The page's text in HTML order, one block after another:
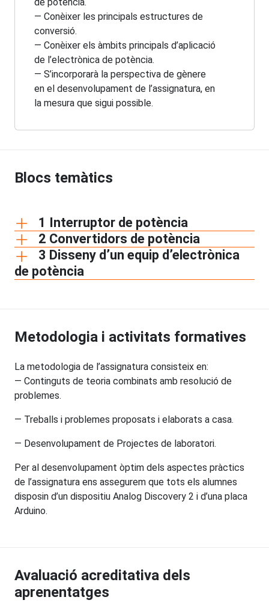
— Conèixer les principals estructures de
conversió.
— Conèixer els àmbits principals d’aplicació
de l’electrònica de potència.
— S’incorporarà la perspectiva de gènere
en el desenvolupament de l’assignatura, en
la mesura que sigui possible.
Blocs temàtics
1 Interruptor de potència
2 Convertidors de potència
3 Disseny d’un equip d’electrònica
de potència
Metodologia i activitats formatives
La metodologia de l’assignatura consisteix en:
— Continguts de teoria combinats amb resolució de
problemes.
— Treballs i problemes proposats i elaborats a casa.
— Desenvolupament de Projectes de laboratori.
Per al desenvolupament òptim dels aspectes pràctics
de l’assignatura ens assegurem que tots els alumnes
disposin d’un dispositiu Analog Discovery 2 i d’una placa
Arduino.
Avaluació acreditativa dels
aprenentatges